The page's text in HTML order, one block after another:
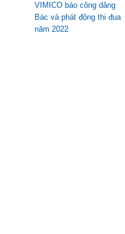
VIMICO báo công dâng
Bác và phát động thi đua
năm 2022